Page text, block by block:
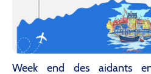
Week end des aidants